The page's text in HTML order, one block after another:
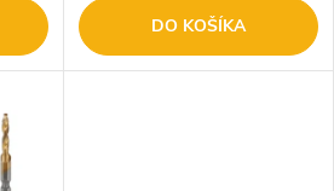
DO KOŠÍKA